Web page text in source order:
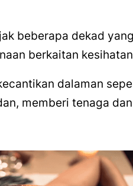
beberapa dekad
berkaitan
dalaman
memberi tenaga